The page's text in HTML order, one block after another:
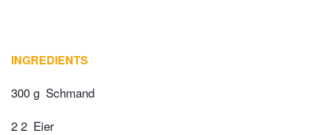
INGREDIENTS
300 g Schmand
2 2 Eier